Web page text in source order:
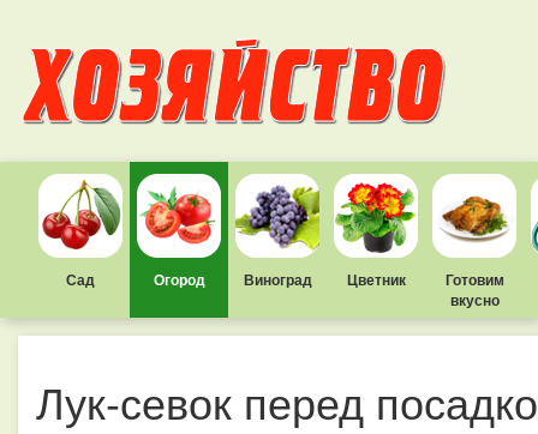
Сад Огород Виноград Цветник
Готовим
вкусно
Лук-севок перед